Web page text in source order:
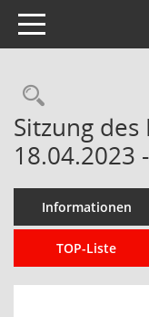
Toggle navigation
Sitzung des
18.04.2023
Informationen
TOP-Liste